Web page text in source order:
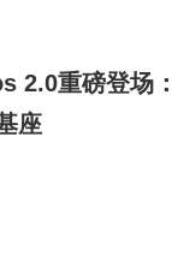
2.0重磅登场
座